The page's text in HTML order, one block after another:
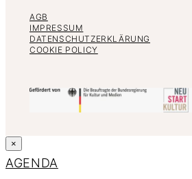
AGB
IMPRESSUM
DATENSCHUTZERKLÄRUNG
COOKIE POLICY
×
AGENDA